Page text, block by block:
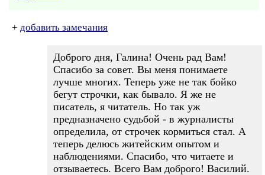
+ добавить замечания
Доброго дня, Галина! Очень рад Вам!
Спасибо за совет. Вы меня понимаете
лучше многих. Теперь уже не так бойко
бегут строчки, как бывало. Я же не
писатель, я читатель. Но так уж
предназначено судьбой - в журналисты
определила, от строчек кормиться стал. А
теперь делюсь житейским опытом и
наблюдениями. Спасибо, что читаете и
отзываетесь. Всего Вам доброго! Василий.